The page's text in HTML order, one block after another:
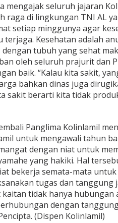
mengajak seluruh jajaran
raga di lingkungan TNI AL
setiap minggunya agar
Kesehatan adalah
dengan tubuh yang sehat
oleh seluruh prajurit dan
baik. “Kalau kita sakit,
bahkan dinas juga
sakit berarti kita tidak
Panglima Kolinlamil
untuk mengawali tahun
dengan niat untuk
yang hakiki. Hal
bekerja semata-mata untuk
tugas dan tanggung
tidak hanya hubungan
dengan
(Dispen Kolinlamil)